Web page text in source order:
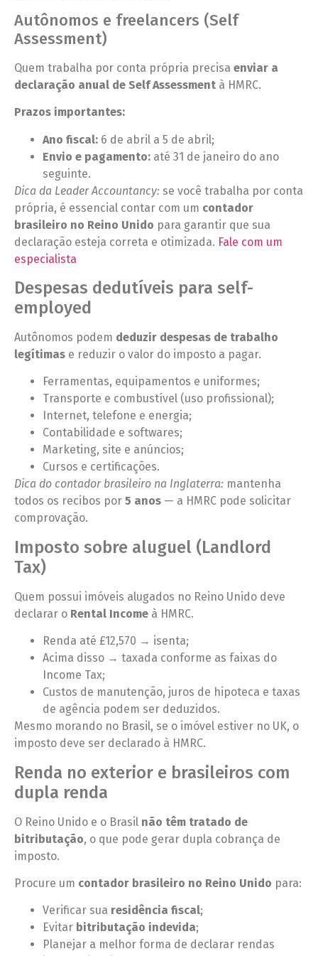
Autônomos e freelancers (Self
Assessment)
Quem trabalha por conta própria precisa enviar a
declaração anual de Self Assessment à HMRC.
Prazos importantes:
Ano fiscal: 6 de abril a 5 de abril;
Envio e pagamento: até 31 de janeiro do ano
seguinte.
Dica da Leader Accountancy: se você trabalha por conta
própria, é essencial contar com um contador
brasileiro no Reino Unido para garantir que sua
declaração esteja correta e otimizada. Fale com um
especialista
Despesas dedutíveis para self-
employed
Autônomos podem deduzir despesas de trabalho
legítimas e reduzir o valor do imposto a pagar.
Ferramentas, equipamentos e uniformes;
Transporte e combustível (uso profissional);
Internet, telefone e energia;
Contabilidade e softwares;
Marketing, site e anúncios;
Cursos e certificações.
Dica do contador brasileiro na Inglaterra: mantenha
todos os recibos por 5 anos — a HMRC pode solicitar
comprovação.
Imposto sobre aluguel (Landlord
Tax)
Quem possui imóveis alugados no Reino Unido deve
declarar o Rental Income à HMRC.
Renda até £12,570 → isenta;
Acima disso → taxada conforme as faixas do
Income Tax;
Custos de manutenção, juros de hipoteca e taxas
de agência podem ser deduzidos.
Mesmo morando no Brasil, se o imóvel estiver no UK, o
imposto deve ser declarado à HMRC.
Renda no exterior e brasileiros com
dupla renda
O Reino Unido e o Brasil não têm tratado de
bitributação, o que pode gerar dupla cobrança de
imposto.
Procure um contador brasileiro no Reino Unido para:
Verificar sua residência fiscal;
Evitar bitributação indevida;
Planejar a melhor forma de declarar rendas